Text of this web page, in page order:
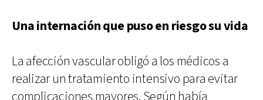
Una internación que puso en riesgo su vida
La afección vascular obligó a los médicos a
realizar un tratamiento intensivo para evitar
complicaciones mayores. Según había